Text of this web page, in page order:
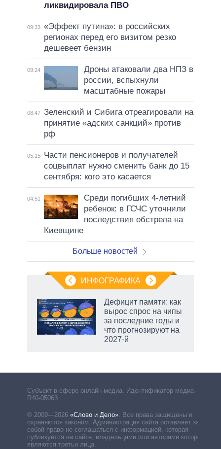
ликвидировала ПВО
09:33 «Эффект путина»: в российских
регионах перед его визитом резко
дешевеет бензин
09:24
Дроны атаковали два НПЗ в
россии, вспыхнули
масштабные пожары
08:47 Зеленский и Сибига отреагировали на
принятие «адских санкций» против
рф
05:15
Части пенсионеров и получателей
соцвыплат нужно сменить банк до 15
сентября: кого это касается
04:51
Среди погибших 4-летний
ребенок: в ГСЧС уточнили
последствия обстрела на
Киевщине
Больше новостей
ИНФОГРАФИКА
Дефицит памяти: как
вырос спрос на чипы
за последние годы и
что прогнозируют на
2027-й
Субъект в сфере онлайн-медиа. Идентификатор медиа –
R40-05063
© 2009—2026 «Слово и Дело». Все права защищены и
охраняются законом. Администрация сайта оставляет за
собой право не соглашаться с информацией, которая
публикуется на сайте, владельцами или авторами которой
являются третьи лица.